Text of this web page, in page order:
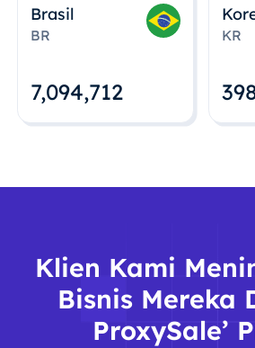
Brasil
BR
7,094,712
KR
Klien Kami
Bisnis Mereka
ProxySale’